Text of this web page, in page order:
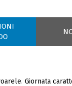
Giornata